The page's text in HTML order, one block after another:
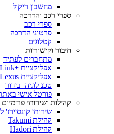
מחשבון ריקול
ספרי רכב והדרכה
ספרי רכב
סרטוני הדרכה
קטלוגים
חיבור וקישוריות
מתחברים לעתיד
אפליקציית +Lexus Link
אפליקציית MyLexus
טכנולוגיה ובידור
פורטל אישי
קהילות ושירותי פרימיום
שירותי קונסיירז'
קהילת Takumi
קהילת Hadori